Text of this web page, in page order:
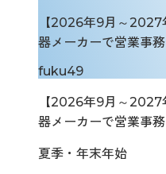
【2026年9月～
器メーカーで営業事
fuku49
【2026年9月～
器メーカーで営業事
夏季・年末年始